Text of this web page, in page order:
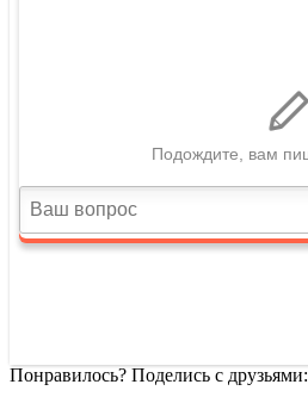
Понравилось? Поделись с друзьями: